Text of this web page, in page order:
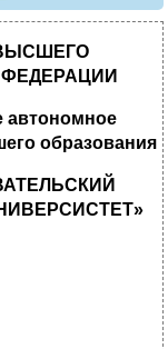
автономное
образования